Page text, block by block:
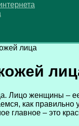
лица
Лицо женщины –
как правильно
главное – это